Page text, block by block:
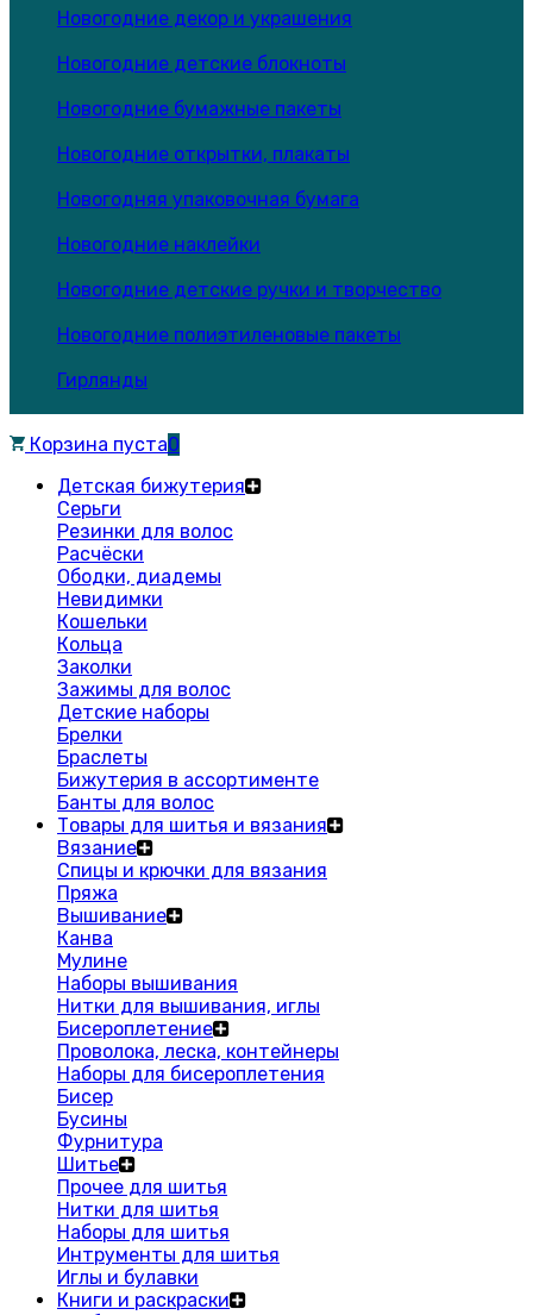
Новогодние декор и украшения
Новогодние детские блокноты
Новогодние бумажные пакеты
Новогодние открытки, плакаты
Новогодняя упаковочная бумага
Новогодние наклейки
Новогодние детские ручки и творчество
Новогодние полиэтиленовые пакеты
Гирлянды
Корзина пуста0
Детская бижутерия
Серьги
Резинки для волос
Расчёски
Ободки, диадемы
Невидимки
Кошельки
Кольца
Заколки
Зажимы для волос
Детские наборы
Брелки
Браслеты
Бижутерия в ассортименте
Банты для волос
Товары для шитья и вязания
Вязание
Спицы и крючки для вязания
Пряжа
Вышивание
Канва
Мулине
Наборы вышивания
Нитки для вышивания, иглы
Бисероплетение
Проволока, леска, контейнеры
Наборы для бисероплетения
Бисер
Бусины
Фурнитура
Шитье
Прочее для шитья
Нитки для шитья
Наборы для шитья
Интрументы для шитья
Иглы и булавки
Книги и раскраски